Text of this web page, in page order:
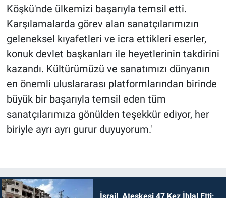
Köşkü'nde ülkemizi başarıyla temsil etti.
Karşılamalarda görev alan sanatçılarımızın
geleneksel kıyafetleri ve icra ettikleri eserler,
konuk devlet başkanları ile heyetlerinin takdirini
kazandı. Kültürümüzü ve sanatımızı dünyanın
en önemli uluslararası platformlarından birinde
büyük bir başarıyla temsil eden tüm
sanatçılarımıza gönülden teşekkür ediyor, her
biriyle ayrı ayrı gurur duyuyorum.'